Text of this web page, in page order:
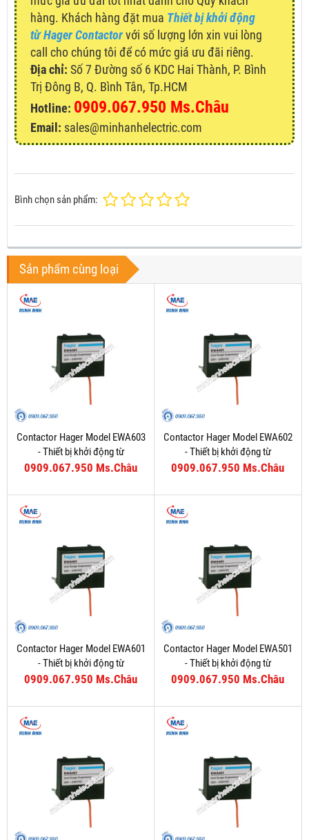
hàng. Khách hàng đặt mua Thiết bị khởi động
từ Hager Contactorvới số lượng lớn xin vui lòng
call cho chúng tôi để có mức giá ưu đãi riêng.
Địa chỉ: Số 7 Đường số 6 KDC Hai Thành, P. Bình
Trị Đông B, Q. Bình Tân, Tp.HCM
Hotline: 0909.067.950 Ms.Châu
Email: sales@minhanhelectric.com
Bình chọn sản phẩm:
Sản phẩm cùng loại
Contactor Hager Model EWA603
- Thiết bị khởi động từ
0909.067.950 Ms.Châu
Contactor Hager Model EWA602
- Thiết bị khởi động từ
0909.067.950 Ms.Châu
Contactor Hager Model EWA601
- Thiết bị khởi động từ
0909.067.950 Ms.Châu
Contactor Hager Model EWA501
- Thiết bị khởi động từ
0909.067.950 Ms.Châu